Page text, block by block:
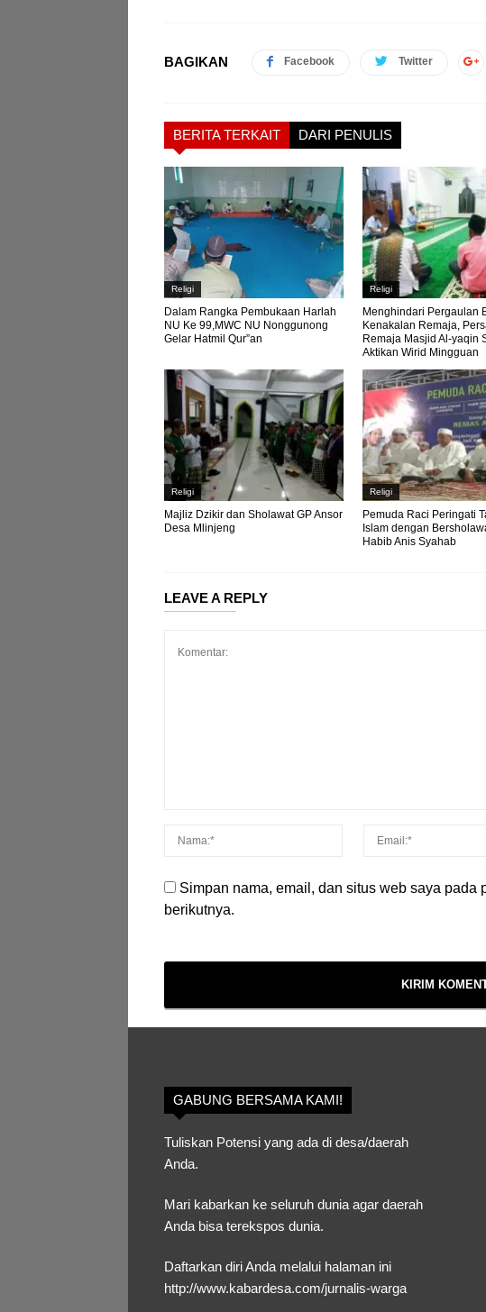
BAGIKAN Facebook Twitter
BERITA TERKAIT DARI PENULIS
Religi
Dalam Rangka Pembukaan Harlah
NU Ke 99,MWC NU Nonggunong
Gelar Hatmil Qur”an
Religi
Menghindari Pergaulan
Kenakalan Remaja,
Remaja Masjid Al-yaqin
Aktikan Wirid Mingguan
Religi
Majliz Dzikir dan Sholawat GP Ansor
Desa Mlinjeng
Religi
Pemuda Raci Peringati
Islam dengan
Habib Anis Syahab
LEAVE A REPLY
Simpan nama, email, dan situs web saya pada
berikutnya.
GABUNG BERSAMA KAMI!
Tuliskan Potensi yang ada di desa/daerah
Anda.
Mari kabarkan ke seluruh dunia agar daerah
Anda bisa terekspos dunia.
Daftarkan diri Anda melalui halaman ini
http://www.kabardesa.com/jurnalis-warga